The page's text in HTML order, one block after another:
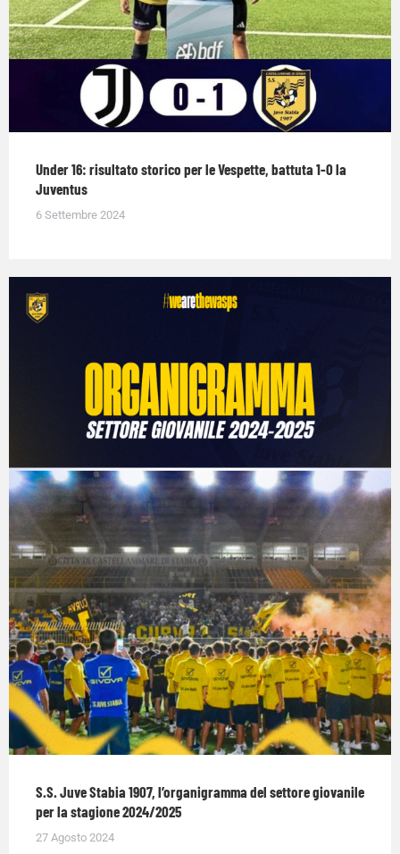
Under 16: risultato storico per le Vespette, battuta 1-0 la
Juventus
6 Settembre 2024
S.S. Juve Stabia 1907, l’organigramma del settore giovanile
per la stagione 2024/2025
27 Agosto 2024